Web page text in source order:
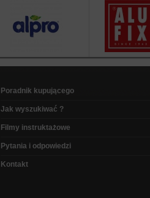
Poradnik kupującego
Jak wyszukiwać ?
Filmy instruktażowe
Pytania i odpowiedzi
Kontakt